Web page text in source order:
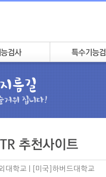
대학교 | [미국]하버드대학교